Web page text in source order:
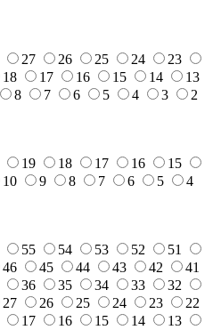
27 26 25 24
23
18 17 16 15 14
13
8 7 6 5 4 3
2
19 18 17 16
15
10 9 8 7 6 5
4
55 54 53 52
51
46 45 44 43 42
41
36 35 34 33
32
27 26 25 24 23
22
17 16 15 14
13